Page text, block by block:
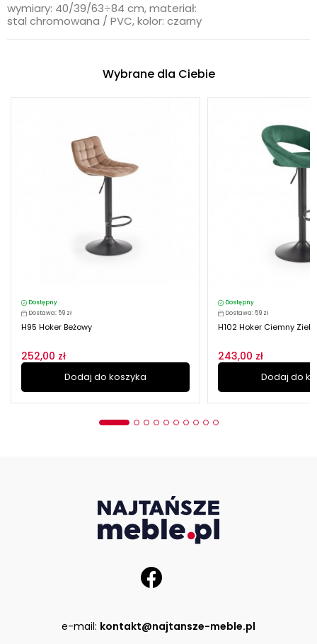
wymiary: 40/39/63÷84 cm, materiał:
stal chromowana / PVC, kolor: czarny
Wybrane dla Ciebie
Dostępny
Dostawa: 59 zł
H95 Hoker Beżowy
252,00 zł
Dodaj do koszyka
Dostępny
Dostawa: 59 zł
H102 Hoker Ciemny
243,00 zł
Dodaj do
e-mail: kontakt@najtansze-meble.pl